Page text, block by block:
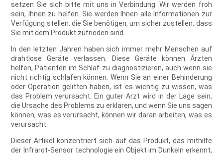
setzen Sie sich bitte mit uns in Verbindung. Wir werden froh
sein, Ihnen zu helfen. Sie werden Ihnen alle Informationen zur
Verfügung stellen, die Sie benötigen, um sicher zustellen, dass
Sie mit dem Produkt zufrieden sind.
In den letzten Jahren haben sich immer mehr Menschen auf
drahtlose Geräte verlassen. Diese Geräte können Ärzten
helfen, Patienten im Schlaf zu diagnostizieren, auch wenn sie
nicht richtig schlafen können. Wenn Sie an einer Behinderung
oder Operation gelitten haben, ist es wichtig zu wissen, was
das Problem verursacht. Ein guter Arzt wird in der Lage sein,
die Ursache des Problems zu erklären, und wenn Sie uns sagen
können, was es verursacht, können wir daran arbeiten, was es
verursacht.
Dieser Artikel konzentriert sich auf das Produkt, das mithilfe
der Infrarot-Sensor technologie ein Objekt im Dunkeln erkennt,